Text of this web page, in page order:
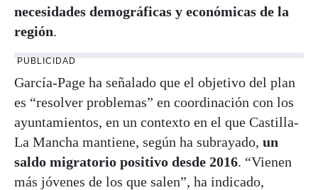
necesidades demográficas y económicas de la
región.
PUBLICIDAD
García-Page ha señalado que el objetivo del plan
es “resolver problemas” en coordinación con los
ayuntamientos, en un contexto en el que Castilla-
La Mancha mantiene, según ha subrayado, un
saldo migratorio positivo desde 2016. “Vienen
más jóvenes de los que salen”, ha indicado,